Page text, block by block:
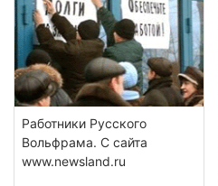
Работники Русского
Вольфрама. С сайта
www.newsland.ru